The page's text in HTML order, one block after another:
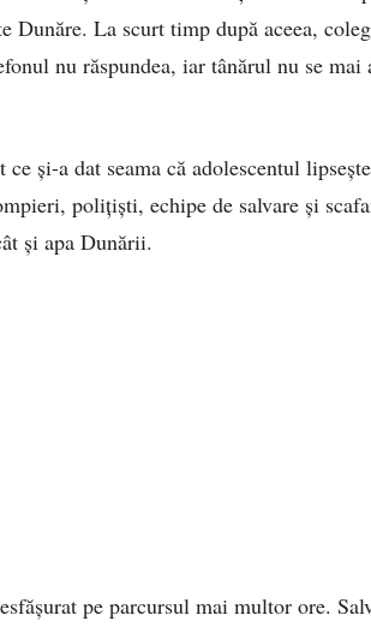
Dunăre. La scurt timp după aceea,
nu răspundea, iar tânărul nu se
și-a dat seama că adolescentul
polițiști, echipe de salvare și
și apa Dunării.
pe parcursul mai multor ore.